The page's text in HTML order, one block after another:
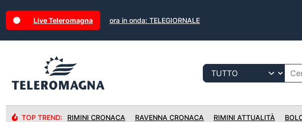
Live Teleromagna ora in onda: TELEGIORNALE
TOP TREND: RIMINI CRONACA RAVENNA CRONACA RIMINI ATTUALITÀ